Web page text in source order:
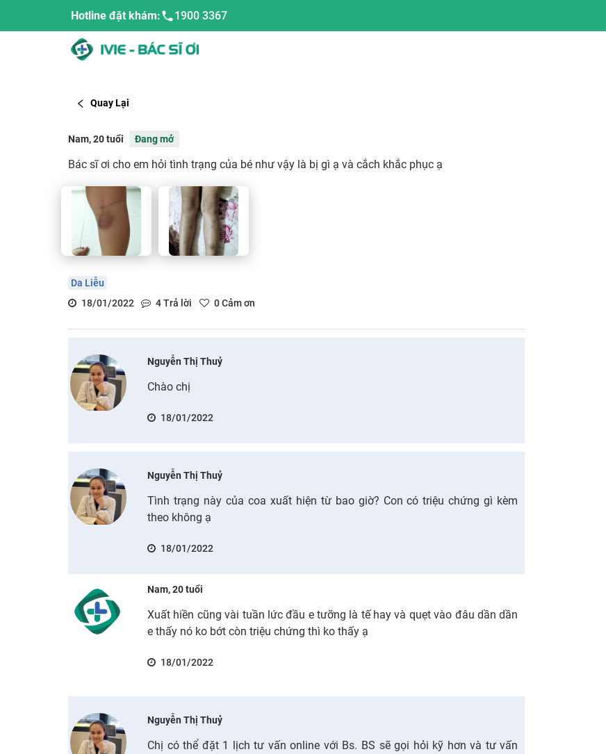
Hotline đặt khám: 1900 3367
Quay Lại
Nam, 20 tuổi Đang mở
Bác sĩ ơi cho em hỏi tình trạng của bé như vậy là bị gì ạ và cắch khắc phục ạ
Da Liễu
18/01/2022
4Trả lời 0Cảm ơn
Nguyễn Thị Thuỷ
Chào chị
18/01/2022
Nguyễn Thị Thuỷ
Tình trạng này của coa xuất hiện từ bao giờ? Con có triệu chứng gì kèm
theo không ạ
18/01/2022
Nam, 20 tuổi
Xuất hiền cũng vài tuần lức đầu e tưỡng là tế hay và quẹt vào đâu dần dần
e thấy nó ko bớt còn triệu chứng thì ko thấy ạ
18/01/2022
Nguyễn Thị Thuỷ
Chị có thể đặt 1 lịch tư vấn online với Bs. BS sẽ gọi hỏi kỹ hơn và tư vấn